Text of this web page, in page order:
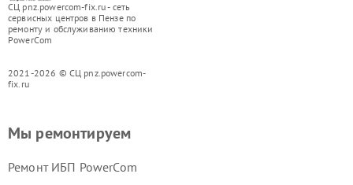
СЦ pnz.powercom-fix.ru - сеть
сервисных центров в Пензе по
ремонту и обслуживанию техники
PowerCom
2021-2026 © СЦ pnz.powercom-
fix.ru
Мы ремонтируем
Ремонт ИБП PowerCom